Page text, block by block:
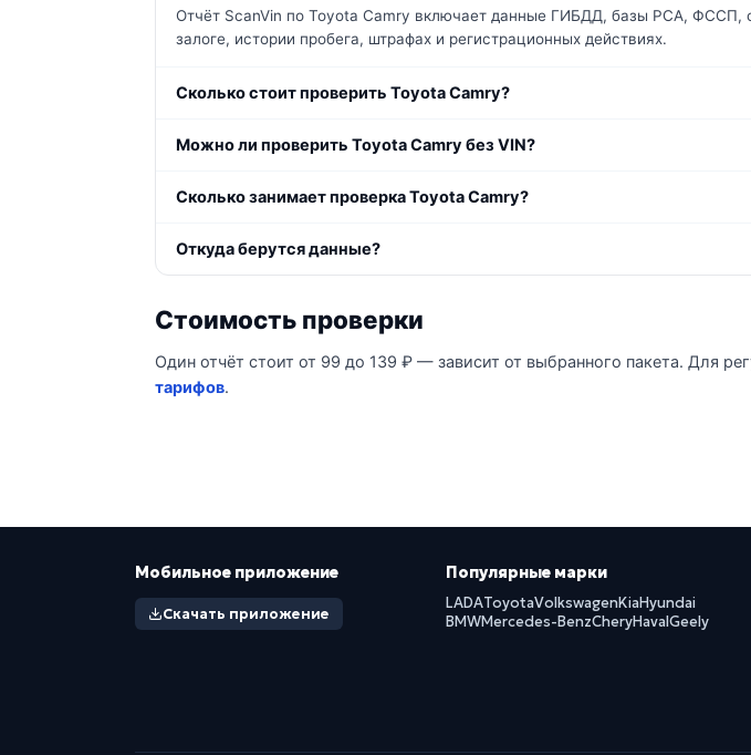
Отчёт ScanVin по Toyota Camry включает данные ГИБДД, базы РСА, ФССП,
залоге, истории пробега, штрафах и регистрационных действиях.
Сколько стоит проверить Toyota Camry?
Можно ли проверить Toyota Camry без VIN?
Сколько занимает проверка Toyota Camry?
Откуда берутся данные?
Стоимость проверки
Один отчёт стоит от 99 до 139 ₽ — зависит от выбранного пакета. Для
тарифов.
Мобильное приложение
Скачать приложение
Популярные марки
LADAToyotaVolkswagenKiaHyundai
BMWMercedes-BenzCheryHavalGeely